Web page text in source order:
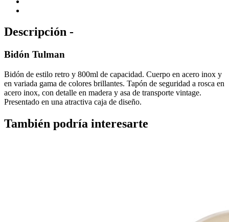
Descripción -
Bidón Tulman
Bidón de estilo retro y 800ml de capacidad. Cuerpo en acero inox y
en variada gama de colores brillantes. Tapón de seguridad a rosca en
acero inox, con detalle en madera y asa de transporte vintage.
Presentado en una atractiva caja de diseño.
También podría interesarte